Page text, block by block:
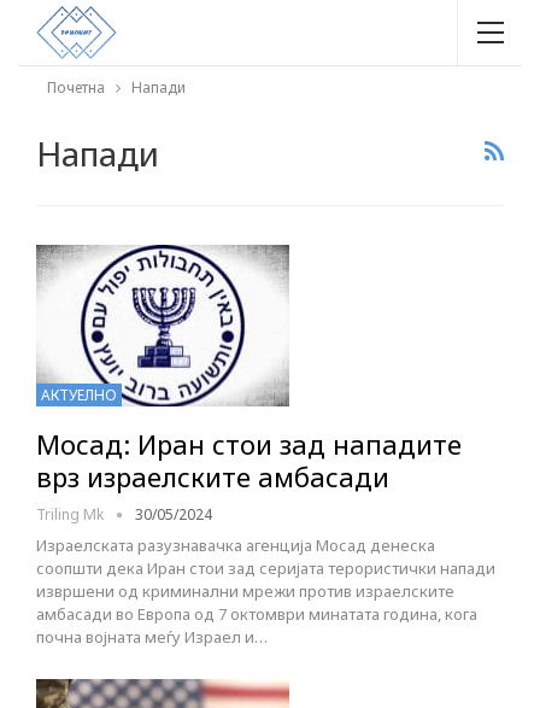
Почетна Напади
Напади
АКТУЕЛНО
Мосад: Иран стои зад нападите
врз израелските амбасади
Triling Mk 30/05/2024
Израелската разузнавачка агенција Мосад денеска
соопшти дека Иран стои зад серијата терористички напади
извршени од криминални мрежи против израелските
амбасади во Европа од 7 октомври минатата година, кога
почна војната меѓу Израел и…